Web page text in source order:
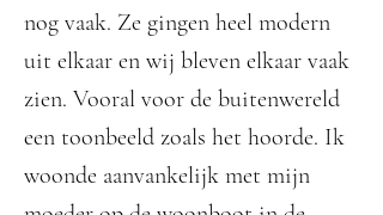
nog vaak. Ze gingen heel modern
uit elkaar en wij bleven elkaar vaak
zien. Vooral voor de buitenwereld
een toonbeeld zoals het hoorde. Ik
woonde aanvankelijk met mijn